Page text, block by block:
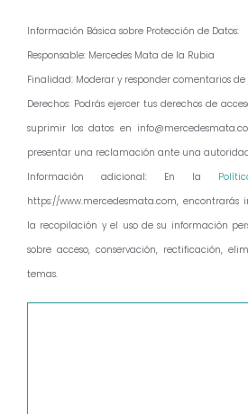
Información Básica sobre Protección de Datos:
Responsable: Mercedes Mata de la Rubia
Finalidad: Moderar y responder comentarios de
Derechos: Podrás ejercer tus derechos de
suprimir los datos en
presentar una reclamación ante una
Información adicional: En la
https://www.mercedesmata.com,
la recopilación y el uso de su información
sobre acceso, conservación, rectificación,
temas.